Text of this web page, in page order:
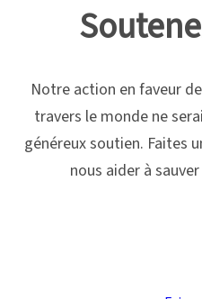
Notre action en faveur
travers le monde ne
généreux soutien. Faites
nous aider à